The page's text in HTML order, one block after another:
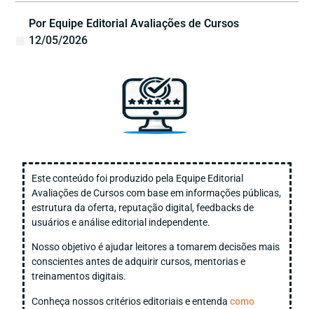
Por Equipe Editorial Avaliações de Cursos
12/05/2026
Este conteúdo foi produzido pela Equipe Editorial
Avaliações de Cursos com base em informações públicas,
estrutura da oferta, reputação digital, feedbacks de
usuários e análise editorial independente.
Nosso objetivo é ajudar leitores a tomarem decisões mais
conscientes antes de adquirir cursos, mentorias e
treinamentos digitais.
Conheça nossos critérios editoriais e entenda como